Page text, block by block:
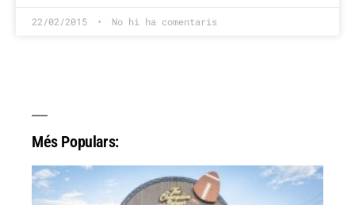
22/02/2015 No hi ha comentaris
Més Populars: